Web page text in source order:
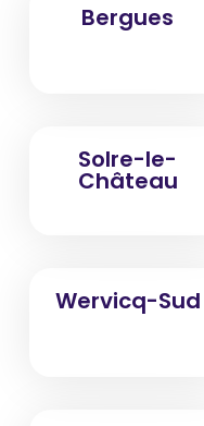
Bergues
Solre-le-
Château
Wervicq-Sud